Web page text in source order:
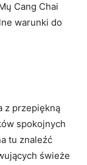
Cang Chai
warunki⁤ do
z przepiękną
spokojnych
tu⁢ znaleźć
świeże